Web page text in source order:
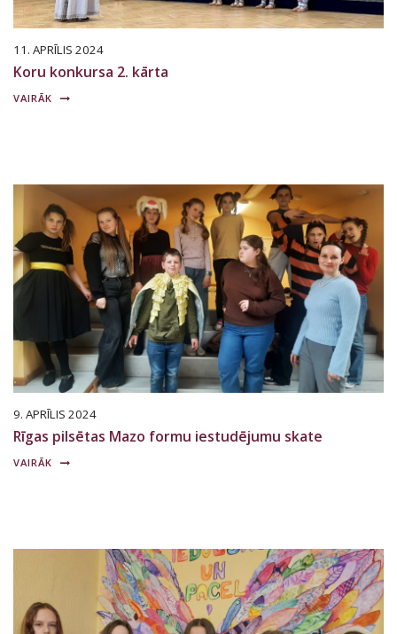
11. APRĪLIS 2024
Koru konkursa 2. kārta
VAIRĀK
9. APRĪLIS 2024
Rīgas pilsētas Mazo formu iestudējumu skate
VAIRĀK